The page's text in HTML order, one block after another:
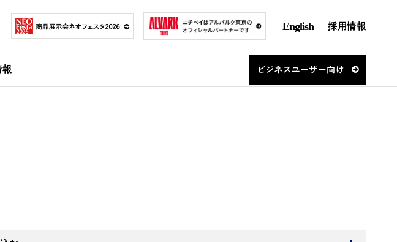
English 採用情報